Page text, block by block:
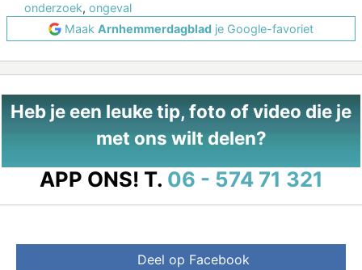
onderzoek, ongeval
Maak Arnhemmerdagblad je Google-favoriet
Heb je een leuke tip, foto of video die je
met ons wilt delen?
APP ONS! T. 06 - 574 71 321
Deel op Facebook